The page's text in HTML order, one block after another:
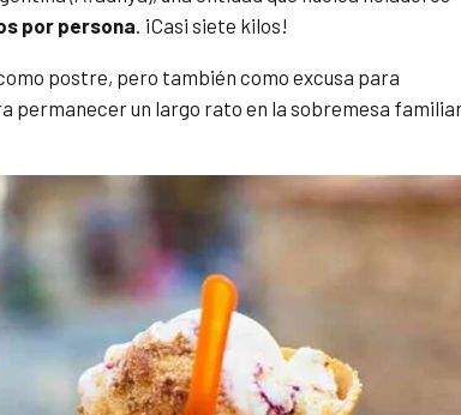
por persona. ¡Casi siete kilos!
postre, pero también como excusa para
permanecer un largo rato en la sobremesa